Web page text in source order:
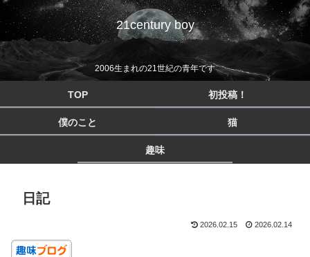
21century boy
2006生まれの21世紀の青年です
TOP 初投稿！
僕のこと 猫
趣味
日記
2026.02.15 2026.02.14